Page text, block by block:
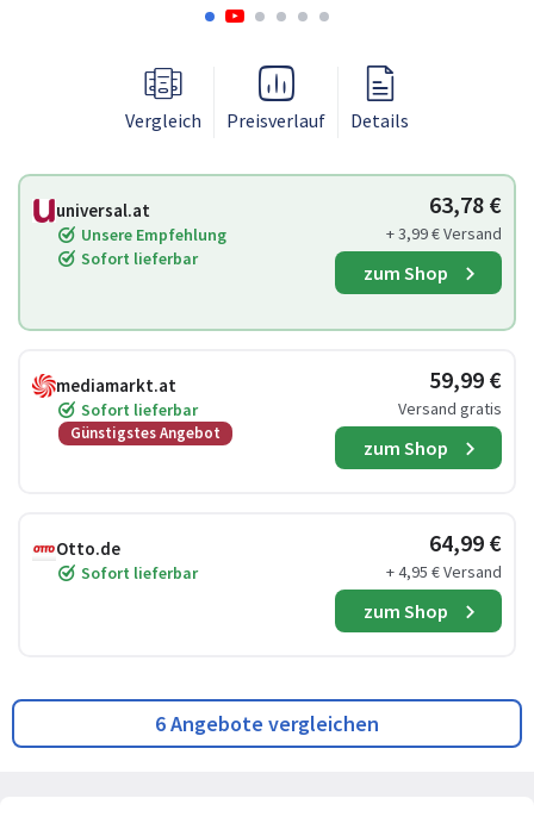
Vergleich Preisverlauf Details
universal.at
Unsere Empfehlung
Sofort lieferbar
63,78 €
+ 3,99 € Versand
zum Shop
mediamarkt.at
Sofort lieferbar
Günstigstes Angebot
59,99 €
Versand gratis
zum Shop
Otto.de
Sofort lieferbar
64,99 €
+ 4,95 € Versand
zum Shop
6 Angebote vergleichen